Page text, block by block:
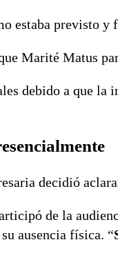
estaba previsto y
Marité Matus
debido a que la
decidió
de la
ausencia física. “